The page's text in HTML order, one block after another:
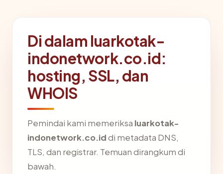
Di dalam luarkotak-
indonetwork.co.id:
hosting, SSL, dan
WHOIS
Pemindai kami memeriksa luarkotak-
indonetwork.co.iddi metadata DNS,
TLS, dan registrar. Temuan dirangkum di
bawah.